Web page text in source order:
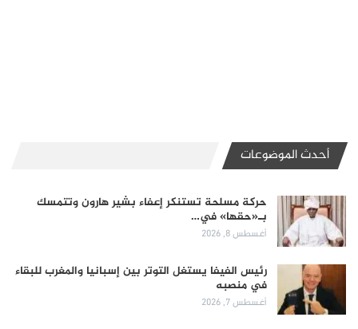
أحدث الموضوعات
حركة مسلحة تستنكر إعفاء بشير هارون وتتمسك
بـ«حقها» في…
أغسطس 8, 2026
رئيس الفيفا يستغل التوتر بين إسبانيا والمغرب للبقاء
في منصبه
أغسطس 7, 2026